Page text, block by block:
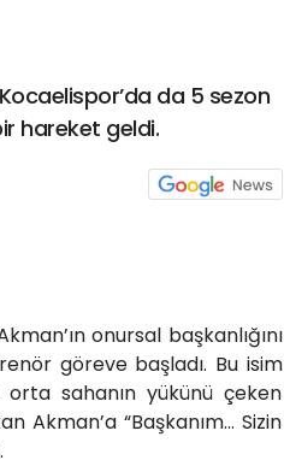
da 5 sezon
hareket geldi.
onursal başkanlığını
göreve başladı. Bu isim
sahanın yükünü çeken
Akman’a “Başkanım… Sizin